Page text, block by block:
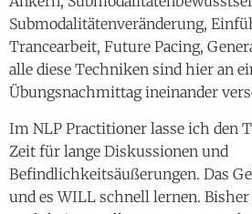
Submodalitätenveränderung,
Trancearbeit, Future Pacing,
alle diese Techniken sind hier an
Übungsnachmittag ineinander
Im NLP Practitioner lasse ich den
Zeit für lange Diskussionen und
Befindlichkeitsäußerungen. Das
und es WILL schnell lernen.